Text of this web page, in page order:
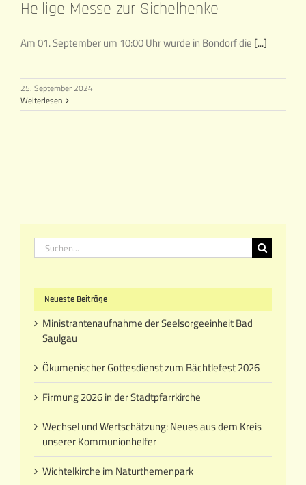
Heilige Messe zur Sichelhenke
Am 01. September um 10:00 Uhr wurde in Bondorf die [...]
25. September 2024
Weiterlesen
Suche
nach:
Neueste Beiträge
Ministrantenaufnahme der Seelsorgeeinheit Bad
Saulgau
Ökumenischer Gottesdienst zum Bächtlefest 2026
Firmung 2026 in der Stadtpfarrkirche
Wechsel und Wertschätzung: Neues aus dem Kreis
unserer Kommunionhelfer
Wichtelkirche im Naturthemenpark